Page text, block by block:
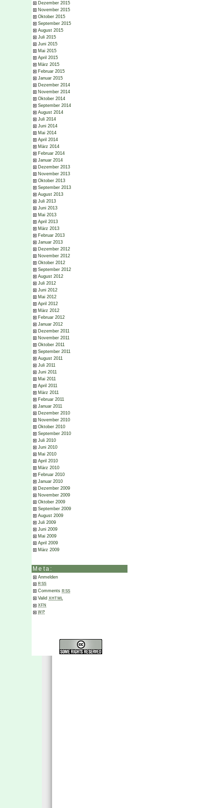
Dezember 2015
November 2015
Oktober 2015
September 2015
August 2015
Juli 2015
Juni 2015
Mai 2015
April 2015
März 2015
Februar 2015
Januar 2015
Dezember 2014
November 2014
Oktober 2014
September 2014
August 2014
Juli 2014
Juni 2014
Mai 2014
April 2014
März 2014
Februar 2014
Januar 2014
Dezember 2013
November 2013
Oktober 2013
September 2013
August 2013
Juli 2013
Juni 2013
Mai 2013
April 2013
März 2013
Februar 2013
Januar 2013
Dezember 2012
November 2012
Oktober 2012
September 2012
August 2012
Juli 2012
Juni 2012
Mai 2012
April 2012
März 2012
Februar 2012
Januar 2012
Dezember 2011
November 2011
Oktober 2011
September 2011
August 2011
Juli 2011
Juni 2011
Mai 2011
April 2011
März 2011
Februar 2011
Januar 2011
Dezember 2010
November 2010
Oktober 2010
September 2010
Juli 2010
Juni 2010
Mai 2010
April 2010
März 2010
Februar 2010
Januar 2010
Dezember 2009
November 2009
Oktober 2009
September 2009
August 2009
Juli 2009
Juni 2009
Mai 2009
April 2009
März 2009
Meta:
Anmelden
RSS
Comments RSS
Valid XHTML
XFN
WP